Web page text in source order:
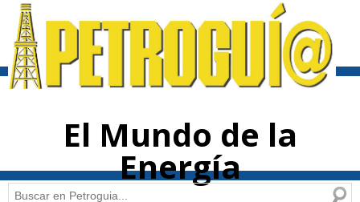
contenido
El Mundo de la
Energía
Buscar